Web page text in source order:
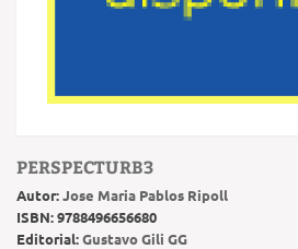
PERSPECTURB3
Autor:Jose Maria Pablos Ripoll
ISBN:9788496656680
Editorial:Gustavo Gili GG